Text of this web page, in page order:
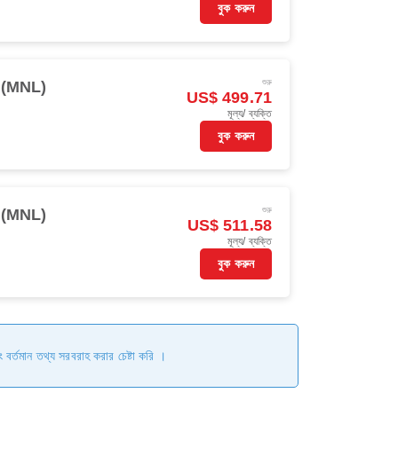
বুক করুন
শুরু
US$ 499.71
মূল্য/ ব্যক্তি
বুক করুন
শুরু
US$ 511.58
মূল্য/ ব্যক্তি
বুক করুন
তথ্য সরবরাহ করার চেষ্টা করি ।